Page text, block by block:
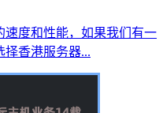
速度和性能，如果我们有一
择香港服务器...